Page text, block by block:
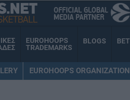
EUROHOOPS
TRADEMARKS
BLOGS BET
EUROHOOPS ORGANIZATION